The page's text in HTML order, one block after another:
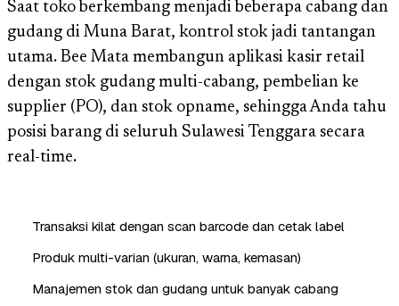
Saat toko berkembang menjadi beberapa cabang dan
gudang di Muna Barat, kontrol stok jadi tantangan
utama. Bee Mata membangun aplikasi kasir retail
dengan stok gudang multi-cabang, pembelian ke
supplier (PO), dan stok opname, sehingga Anda tahu
posisi barang di seluruh Sulawesi Tenggara secara
real-time.
Transaksi kilat dengan scan barcode dan cetak label
Produk multi-varian (ukuran, warna, kemasan)
Manajemen stok dan gudang untuk banyak cabang